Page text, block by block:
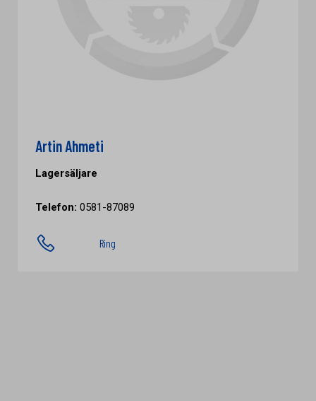
Artin Ahmeti
Lagersäljare
Telefon: 0581-87089
Ring